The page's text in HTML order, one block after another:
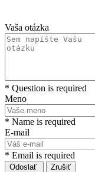
Vaša otázka
* Question is required
Meno
* Name is required
E-mail
* Email is required
Odoslať Zrušiť